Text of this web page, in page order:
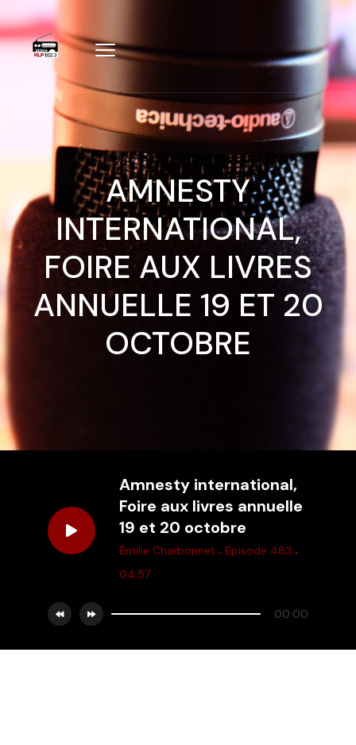
AMNESTY
INTERNATIONAL,
FOIRE AUX LIVRES
ANNUELLE 19 ET 20
OCTOBRE
Amnesty international,
Foire aux livres annuelle
19 et 20 octobre
Émilie Charbonnet . Episode 483 .
04:57
00:00